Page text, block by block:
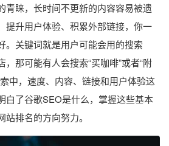
青睐，长时间不更新的内容容易被遗
提升用户体验、积累外部链接，你一
。关键词就是用户可能会用的搜索
那可能有人会搜索“买咖啡”或者“附
中，速度、内容、链接和用户体验这
白了谷歌SEO是什么，掌握这些基本
排名的方向努力。